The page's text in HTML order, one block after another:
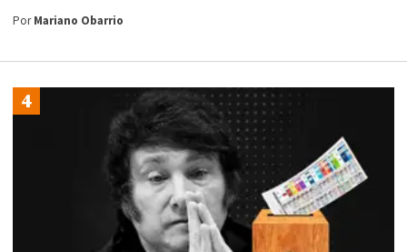
PorMariano Obarrio